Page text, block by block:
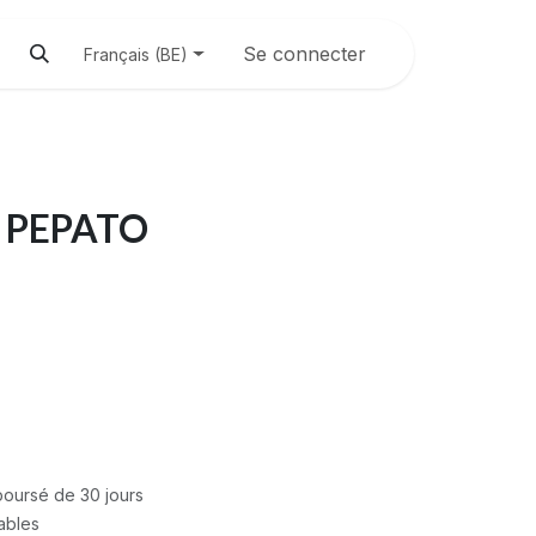
Français (BE) Se connecter
de 30 jours